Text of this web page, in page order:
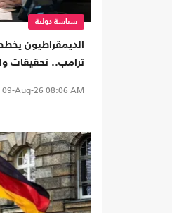
سياسة دولية
الديمقراطيون
ترامب.. تحقيقات
09-Aug-26 08:06 AM